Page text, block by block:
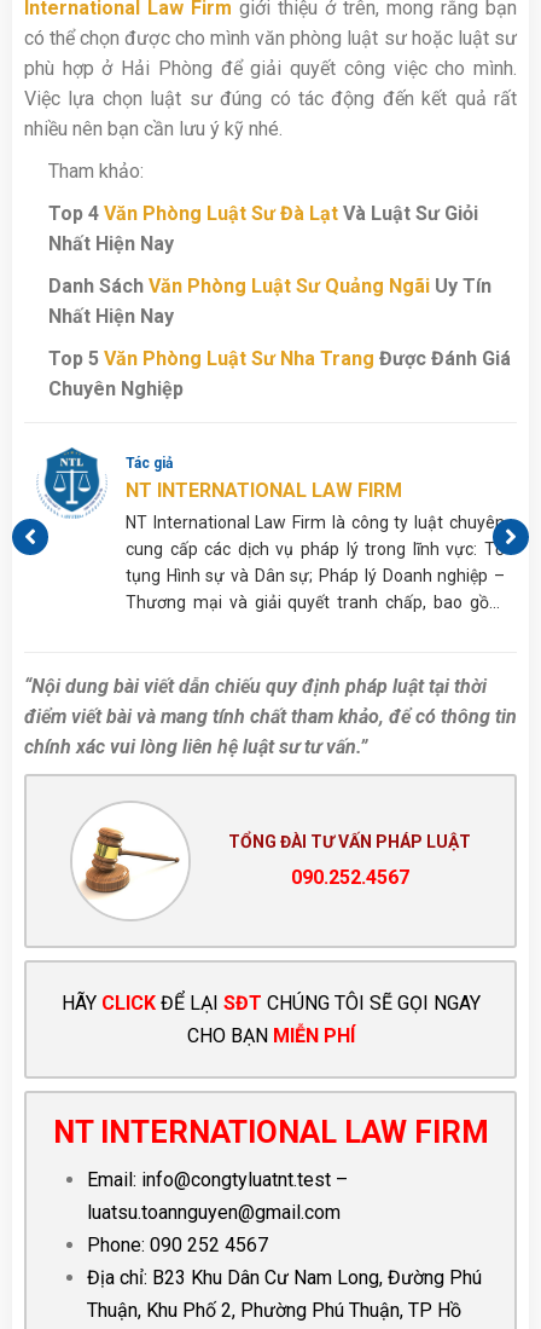
International Law Firm giới thiệu ở trên, mong rằng bạn
có thể chọn được cho mình văn phòng luật sư hoặc luật sư
phù hợp ở Hải Phòng để giải quyết công việc cho mình.
Việc lựa chọn luật sư đúng có tác động đến kết quả rất
nhiều nên bạn cần lưu ý kỹ nhé.
Tham khảo:
Top 4 Văn Phòng Luật Sư Đà Lạt Và Luật Sư Giỏi
Nhất Hiện Nay
Danh Sách Văn Phòng Luật Sư Quảng Ngãi Uy Tín
Nhất Hiện Nay
Top 5 Văn Phòng Luật Sư Nha Trang Được Đánh Giá
Chuyên Nghiệp
Tác giả
NT INTERNATIONAL LAW FIRM
NT International Law Firm là công ty luật chuyên
cung cấp các dịch vụ pháp lý trong lĩnh vực: Tố
tụng Hình sự và Dân sự; Pháp lý Doanh nghiệp –
Thương mại và giải quyết tranh chấp, bao gồm
“Nội dung bài viết dẫn chiếu quy định pháp luật tại thời
điểm viết bài và mang tính chất tham khảo, để có thông tin
chính xác vui lòng liên hệ luật sư tư vấn.”
TỔNG ĐÀI TƯ VẤN PHÁP LUẬT
090.252.4567
HÃY CLICKĐỂ LẠI SĐT CHÚNG TÔI SẼ GỌI NGAY
CHO BẠN MIỄN PHÍ
NT INTERNATIONAL LAW FIRM
Email: info@congtyluatnt.test –
luatsu.toannguyen@gmail.com
Phone: 090 252 4567
Địa chỉ: B23 Khu Dân Cư Nam Long, Đường Phú
Thuận, Khu Phố 2, Phường Phú Thuận, TP Hồ